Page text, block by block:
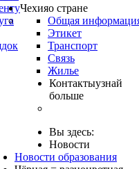
Чехияо стране
Общая
Этикет
Транспорт
Связь
Жилье
Контактыузнай
больше
Вы здесь:
Новости
Новости образования